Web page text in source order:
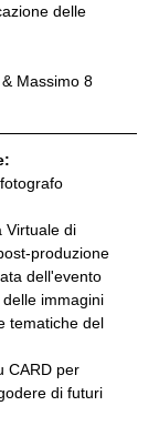
delle
Massimo 8
Virtuale di
produzione
dell'evento
immagini
tematiche del
CARD per
di futuri